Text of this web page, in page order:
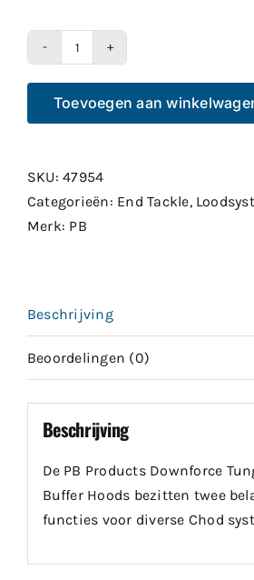
Downforce
Tungsten
Buffer
Hood
Weed
Toevoegen aan
SKU:47954
Categorieën: End Tackle,
Merk: PB
Beschrijving
Beoordelingen (0)
Beschrijving
De PB Products Downforce
Buffer Hoods bezitten twee
functies voor diverse Chod